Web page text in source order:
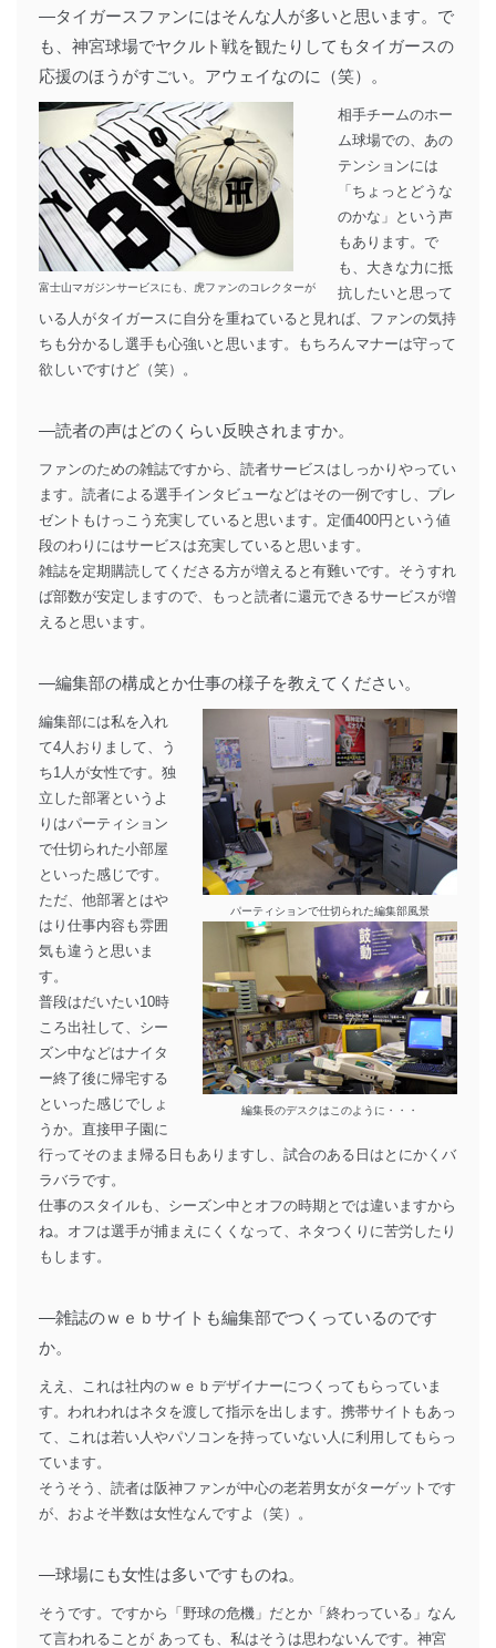
―タイガースファンにはそんな人が多いと思います。で
も、神宮球場でヤクルト戦を観たりしてもタイガースの
応援のほうがすごい。アウェイなのに（笑）。
富士山マガジンサービスにも、虎ファンのコレクターが
相手チームのホー
ム球場での、あの
テンションには
「ちょっとどうな
のかな」という声
もあります。で
も、大きな力に抵
抗したいと思って
いる人がタイガースに自分を重ねていると見れば、ファンの気持
ちも分かるし選手も心強いと思います。もちろんマナーは守って
欲しいですけど（笑）。
―読者の声はどのくらい反映されますか。
ファンのための雑誌ですから、読者サービスはしっかりやってい
ます。読者による選手インタビューなどはその一例ですし、プレ
ゼントもけっこう充実していると思います。定価400円という値
段のわりにはサービスは充実していると思います。
雑誌を定期購読してくださる方が増えると有難いです。そうすれ
ば部数が安定しますので、もっと読者に還元できるサービスが増
えると思います。
―編集部の構成とか仕事の様子を教えてください。
パーティションで仕切られた編集部風景
編集長のデスクはこのように・・・
編集部には私を入れ
て4人おりまして、う
ち1人が女性です。独
立した部署というよ
りはパーティション
で仕切られた小部屋
といった感じです。
ただ、他部署とはや
はり仕事内容も雰囲
気も違うと思いま
す。
普段はだいたい10時
ころ出社して、シー
ズン中などはナイタ
ー終了後に帰宅する
といった感じでしょ
うか。直接甲子園に
行ってそのまま帰る日もありますし、試合のある日はとにかくバ
ラバラです。
仕事のスタイルも、シーズン中とオフの時期とでは違いますから
ね。オフは選手が捕まえにくくなって、ネタつくりに苦労したり
もします。
―雑誌のｗｅｂサイトも編集部でつくっているのです
か。
ええ、これは社内のｗｅｂデザイナーにつくってもらっていま
す。われわれはネタを渡して指示を出します。携帯サイトもあっ
て、これは若い人やパソコンを持っていない人に利用してもらっ
ています。
そうそう、読者は阪神ファンが中心の老若男女がターゲットです
が、およそ半数は女性なんですよ（笑）。
―球場にも女性は多いですものね。
そうです。ですから「野球の危機」だとか「終わっている」なん
て言われることが あっても、私はそうは思わないんです。神宮